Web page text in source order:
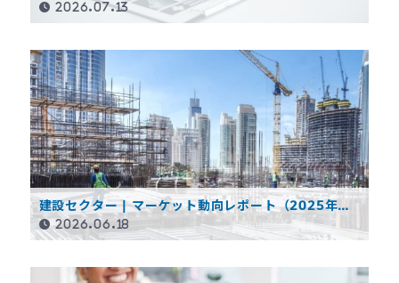
2026.07.13
建設セクター | マーケット動向レポート（2025年度
通期）
2026.06.18